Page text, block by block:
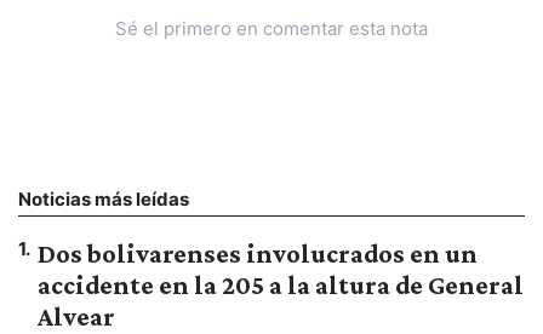
Sé el primero en comentar esta nota
Noticias más leídas
1. Dos bolivarenses involucrados en un
accidente en la 205 a la altura de General
Alvear